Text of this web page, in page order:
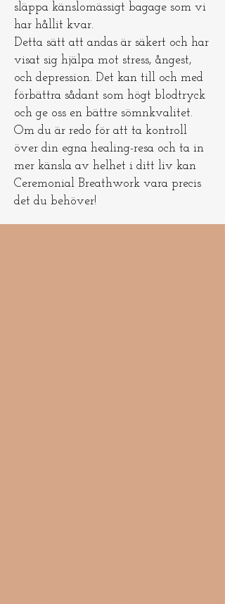
släppa känslomässigt bagage som vi
har hållit kvar.
Detta sätt att andas är säkert och har
visat sig hjälpa mot stress, ångest,
och depression. Det kan till och med
förbättra sådant som högt blodtryck
och ge oss en bättre sömnkvalitet.
Om du är redo för att ta kontroll
över din egna healing-resa och ta in
mer känsla av helhet i ditt liv kan
Ceremonial Breathwork vara precis
det du behöver!